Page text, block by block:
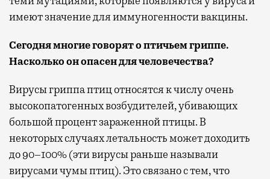
имеют значение для иммуногенности вакцины.
Сегодня многие говорят о птичьем гриппе.
Насколько он опасен для человечества?
Вирусы гриппа птиц относятся к числу очень
высокопатогенных возбудителей, убивающих
большой процент зараженной птицы. В
некоторых случаях летальность может доходить
до 90–100% (эти вирусы раньше называли
вирусами чумы птиц). Это связано с тем, что